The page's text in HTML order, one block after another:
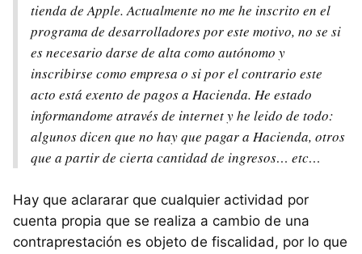
tienda de Apple. Actualmente no me he inscrito en el
programa de desarrolladores por este motivo, no se si
es necesario darse de alta como autónomo y
inscribirse como empresa o si por el contrario este
acto está exento de pagos a Hacienda. He estado
informandome através de internet y he leido de todo:
algunos dicen que no hay que pagar a Hacienda, otros
que a partir de cierta cantidad de ingresos… etc…
Hay que aclararar que cualquier actividad por
cuenta propia que se realiza a cambio de una
contraprestación es objeto de fiscalidad, por lo que